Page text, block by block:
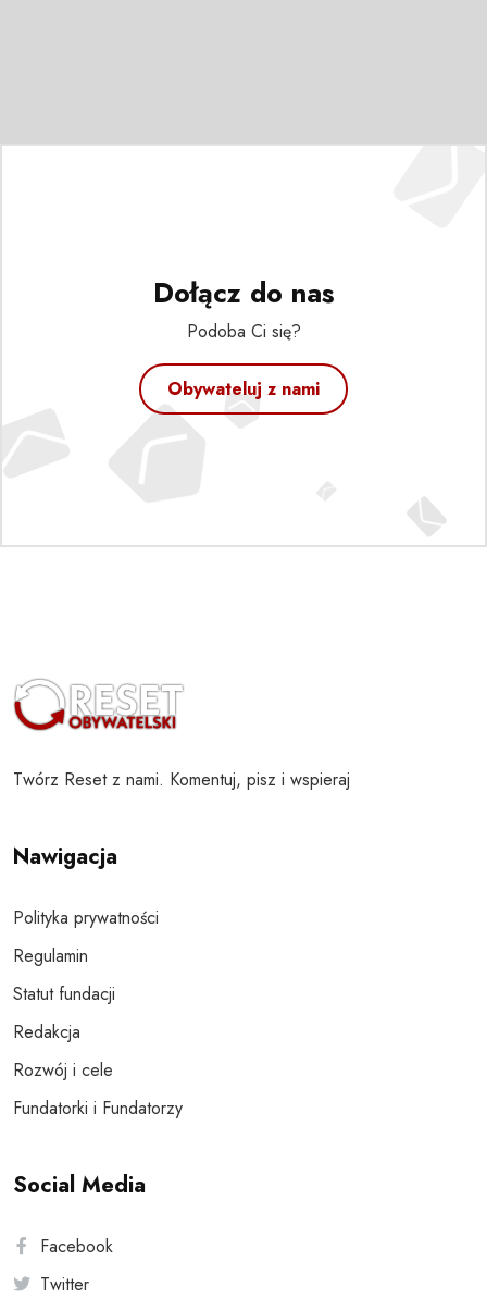
Dołącz do nas
Podoba Ci się?
Obywateluj z nami
Twórz Reset z nami. Komentuj, pisz i wspieraj
Nawigacja
Polityka prywatności
Regulamin
Statut fundacji
Redakcja
Rozwój i cele
Fundatorki i Fundatorzy
Social Media
Facebook
Twitter